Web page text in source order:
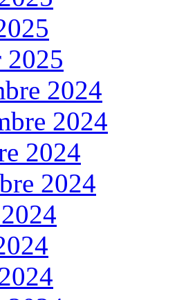
2025
2024
2024
2024
2024